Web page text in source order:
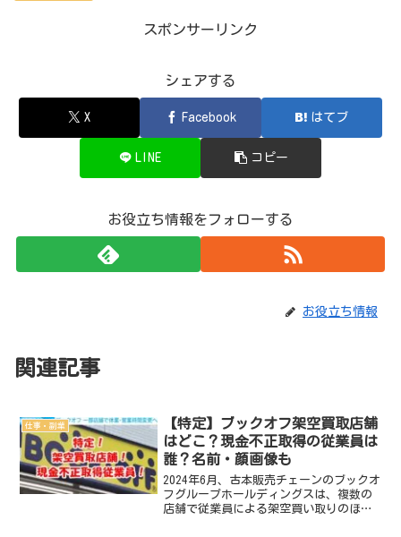
スポンサーリンク
シェアする
X Facebook はてブ
LINE コピー
お役立ち情報をフォローする
お役立ち情報
関連記事
仕事・副業
【特定】ブックオフ架空買取店舗
はどこ？現金不正取得の従業員は
誰？名前・顔画像も
2024年6月、古本販売チェーンのブックオ
フグループホールディングスは、複数の
店舗で従業員による架空買い取りのほ